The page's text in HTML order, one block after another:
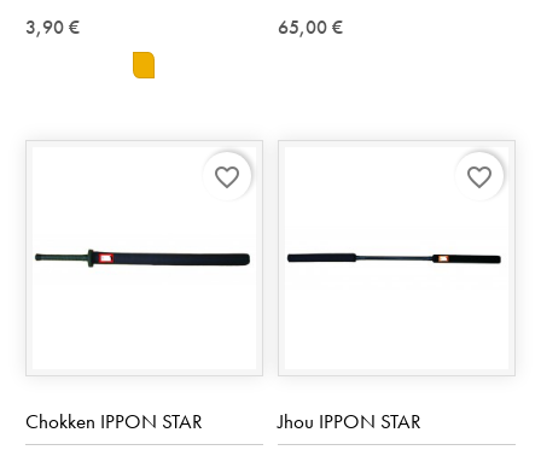
3,90 €
orange
65,00 €
Chokken IPPON STAR
favorite_border
Jhou IPPON STAR
favorite_border